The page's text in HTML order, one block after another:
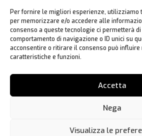
Per fornire le migliori esperienze, utilizziamo
per memorizzare e/o accedere alle
consenso a queste tecnologie ci permetterà
comportamento di navigazione o ID unici su
acconsentire o ritirare il consenso può
caratteristiche e funzioni.
Accetta
Nega
Visualizza le
Cookie Policy
Lavora con Noi
Contatti